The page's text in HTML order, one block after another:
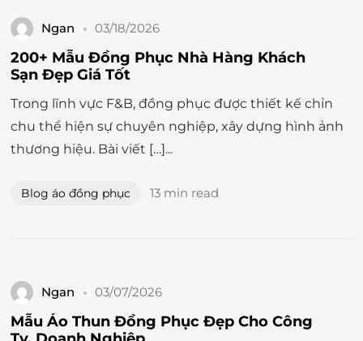
Ngan 03/18/2026
200+ Mẫu Đồng Phục Nhà Hàng Khách
Sạn Đẹp Giá Tốt
Trong lĩnh vực F&B, đồng phục được thiết kế chỉn
chu thể hiện sự chuyên nghiệp, xây dựng hình ảnh
thương hiệu. Bài viết […]...
Blog áo đồng phục 13 min read
Ngan 03/07/2026
Mẫu Áo Thun Đồng Phục Đẹp Cho Công